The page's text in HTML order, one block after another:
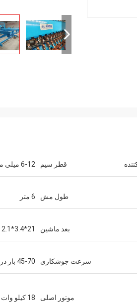
قطر سیم 6-12 میلی متر
طول مش 6 متر
بعد ماشین 21*3.4*2.1 متر
سرعت جوشکاری 45-70 بار در دقیقه
موتور اصلی 18 کیلو وات